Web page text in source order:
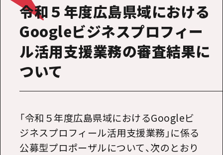
HITについて
お問い合わせ
令和５年度広島県域における
Googleビジネスプロフィー
ル活用支援業務の審査結果に
ついて
「令和５年度広島県域におけるGoogleビ
ジネスプロフィール活用支援業務」に係る
公募型プロポーザルについて、次のとおり